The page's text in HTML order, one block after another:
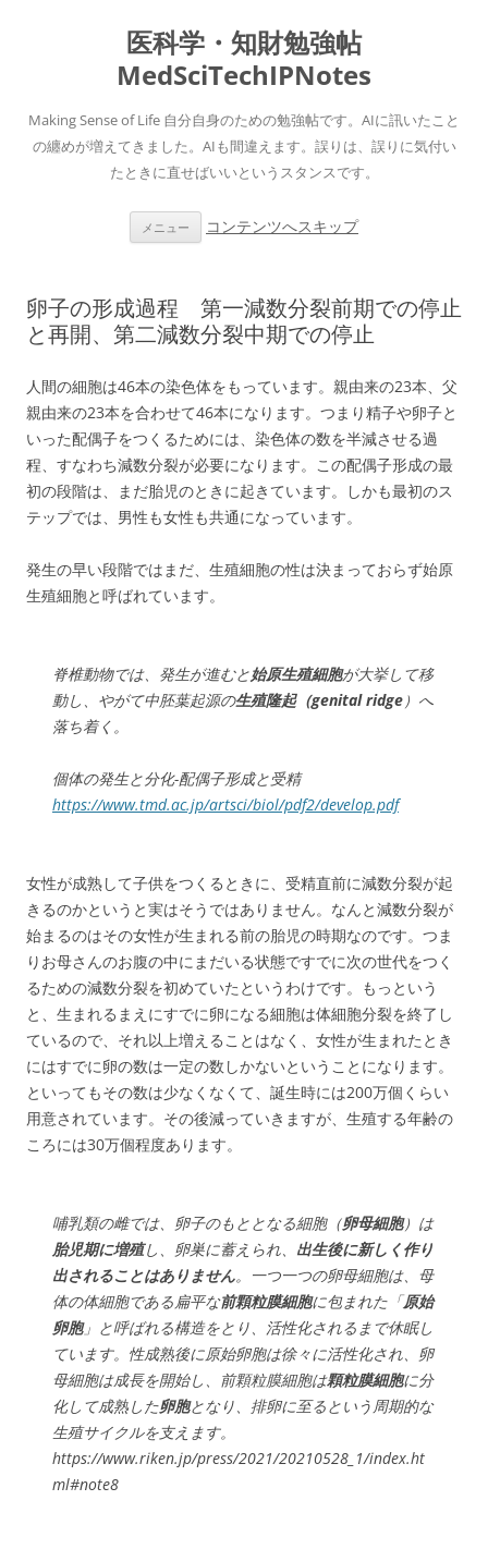
医科学・知財勉強帖
MedSciTechIPNotes
Making Sense of Life 自分自身のための勉強帖です。AIに訊いたこと
の纏めが増えてきました。AIも間違えます。誤りは、誤りに気付い
たときに直せばいいというスタンスです。
メニュー コンテンツへスキップ
卵子の形成過程 第一減数分裂前期での停止
と再開、第二減数分裂中期での停止
人間の細胞は46本の染色体をもっています。親由来の23本、父
親由来の23本を合わせて46本になります。つまり精子や卵子と
いった配偶子をつくるためには、染色体の数を半減させる過
程、すなわち減数分裂が必要になります。この配偶子形成の最
初の段階は、まだ胎児のときに起きています。しかも最初のス
テップでは、男性も女性も共通になっています。
発生の早い段階ではまだ、生殖細胞の性は決まっておらず始原
生殖細胞と呼ばれています。
脊椎動物では、発生が進むと始原生殖細胞が大挙して移
動し、やがて中胚葉起源の生殖隆起（genital ridge）へ
落ち着く。
個体の発生と分化-配偶子形成と受精
https://www.tmd.ac.jp/artsci/biol/pdf2/develop.pdf
女性が成熟して子供をつくるときに、受精直前に減数分裂が起
きるのかというと実はそうではありません。なんと減数分裂が
始まるのはその女性が生まれる前の胎児の時期なのです。つま
りお母さんのお腹の中にまだいる状態ですでに次の世代をつく
るための減数分裂を初めていたというわけです。もっという
と、生まれるまえにすでに卵になる細胞は体細胞分裂を終了し
ているので、それ以上増えることはなく、女性が生まれたとき
にはすでに卵の数は一定の数しかないということになります。
といってもその数は少なくなくて、誕生時には200万個くらい
用意されています。その後減っていきますが、生殖する年齢の
ころには30万個程度あります。
哺乳類の雌では、卵子のもととなる細胞（卵母細胞）は
胎児期に増殖し、卵巣に蓄えられ、 出生後に新しく作り
出されることはありません。一つ一つの卵母細胞は、母
体の体細胞である扁平な前顆粒膜細胞に包まれた「原始
卵胞」と呼ばれる構造をとり、活性化されるまで休眠し
ています。性成熟後に原始卵胞は徐々に活性化され、卵
母細胞は成長を開始し、前顆粒膜細胞は顆粒膜細胞に分
化して成熟した卵胞となり、排卵に至るという周期的な
生殖サイクルを支えます。
https://www.riken.jp/press/2021/20210528_1/index.ht
ml#note8